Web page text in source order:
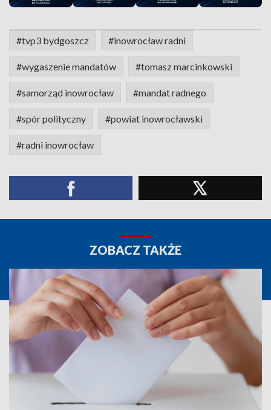
#tvp3 bydgoszcz #inowrocław radni
#wygaszenie mandatów #tomasz marcinkowski
#samorząd inowrocław #mandat radnego
#spór polityczny #powiat inowrocławski
#radni inowrocław
ZOBACZ TAKŻE